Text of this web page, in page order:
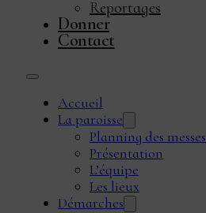
Reportages
Donner
Contact
Accueil
La paroisse
Planning des messes
Présentation
L’équipe
Les lieux
Démarches